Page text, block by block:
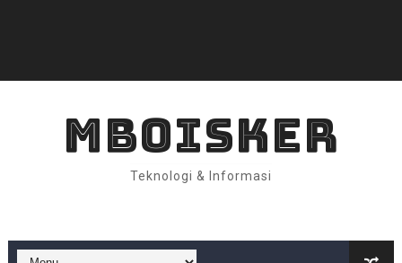
MBOISKER
Teknologi & Informasi